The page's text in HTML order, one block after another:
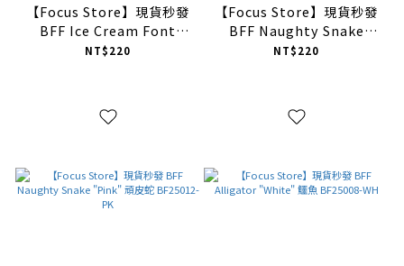
【Focus Store】現貨秒發
BFF Ice Cream Font
"White" 白色 冰淇淋字體
NT$220
【Focus Store】現貨秒發
BFF Naughty Snake
"Yellow" 頑皮蛇
NT$220